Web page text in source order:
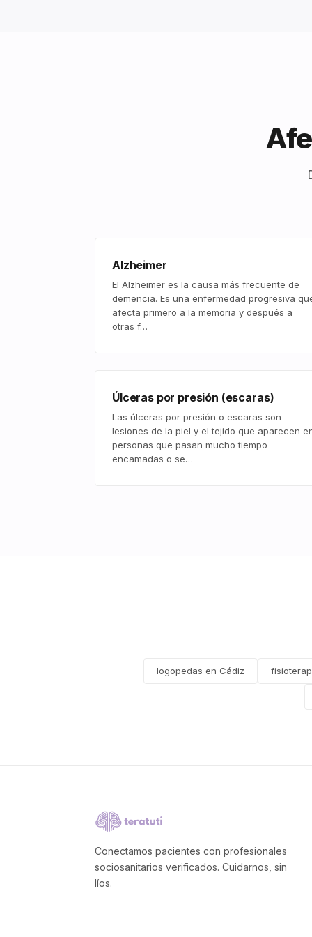
Alzheimer
El Alzheimer es la causa más frecuente de
demencia. Es una enfermedad progresiva
afecta primero a la memoria y después a
otras f…
Úlceras por presión (escaras)
Las úlceras por presión o escaras son
lesiones de la piel y el tejido que aparecen
personas que pasan mucho tiempo
encamadas o se…
logopedas en Cádiz
Conectamos pacientes con profesionales
sociosanitarios verificados. Cuidarnos, sin
líos.